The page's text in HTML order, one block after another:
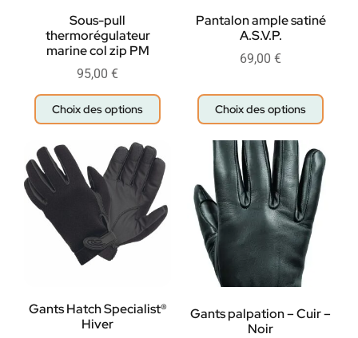
Sous-pull
thermorégulateur
marine col zip PM
95,00 €
Choix des options
Pantalon ample satiné
A.S.V.P.
69,00 €
Choix des options
Gants Hatch Specialist®
Hiver
Gants palpation – Cuir –
Noir